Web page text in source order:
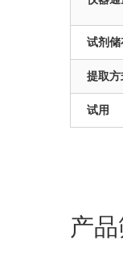
试剂
提取方
试用
产